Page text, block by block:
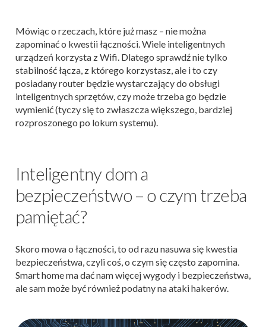
Mówiąc o rzeczach, które już masz – nie można
zapominać o kwestii łączności. Wiele inteligentnych
urządzeń korzysta z Wifi. Dlatego sprawdź nie tylko
stabilność łącza, z którego korzystasz, ale i to czy
posiadany router będzie wystarczający do obsługi
inteligentnych sprzętów, czy może trzeba go będzie
wymienić (tyczy się to zwłaszcza większego, bardziej
rozproszonego po lokum systemu).
Inteligentny dom a
bezpieczeństwo – o czym trzeba
pamiętać?
Skoro mowa o łączności, to od razu nasuwa się kwestia
bezpieczeństwa, czyli coś, o czym się często zapomina.
Smart home ma dać nam więcej wygody i bezpieczeństwa,
ale sam może być również podatny na ataki hakerów.